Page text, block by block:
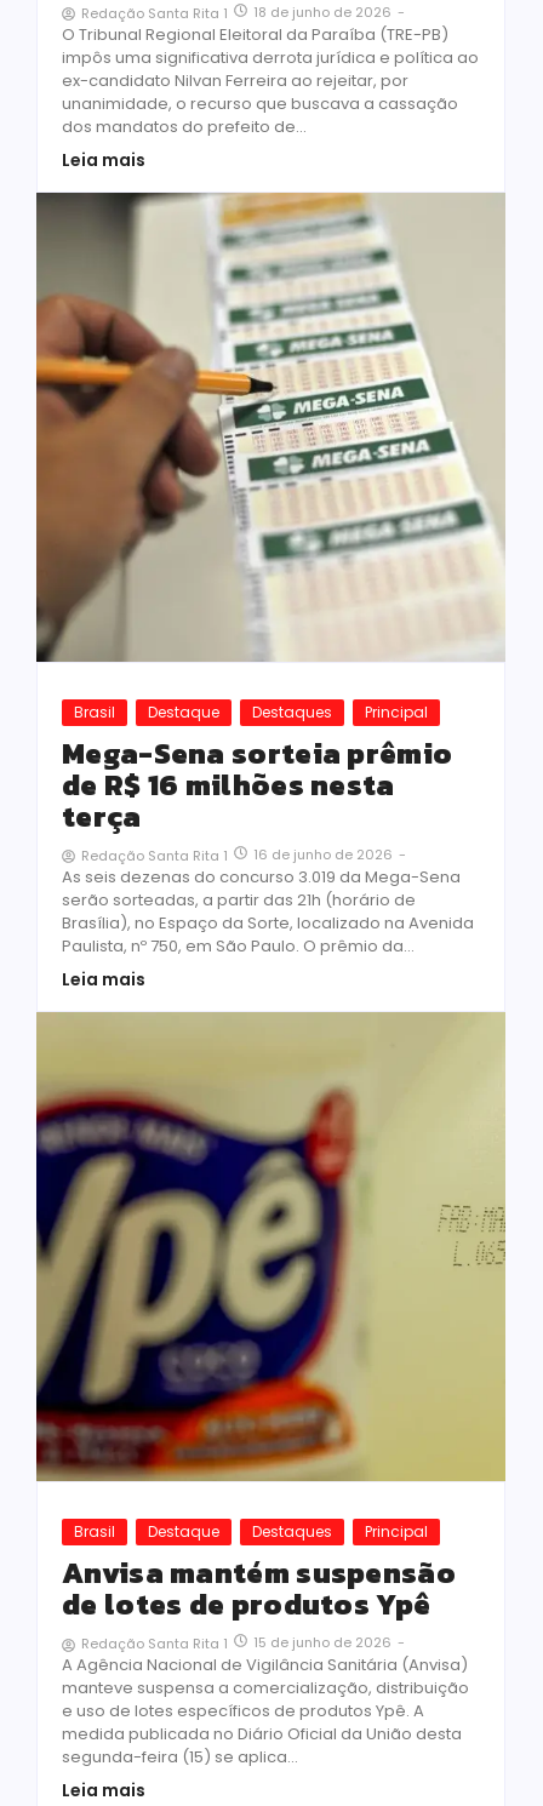
Redação Santa Rita 1 18 de junho de 2026 -
O Tribunal Regional Eleitoral da Paraíba (TRE-PB)
impôs uma significativa derrota jurídica e política ao
ex-candidato Nilvan Ferreira ao rejeitar, por
unanimidade, o recurso que buscava a cassação
dos mandatos do prefeito de...
Leia mais
Brasil Destaque Destaques Principal
Mega-Sena sorteia prêmio
de R$ 16 milhões nesta
terça
Redação Santa Rita 1 16 de junho de 2026 -
As seis dezenas do concurso 3.019 da Mega-Sena
serão sorteadas, a partir das 21h (horário de
Brasília), no Espaço da Sorte, localizado na Avenida
Paulista, nº 750, em São Paulo. O prêmio da...
Leia mais
Brasil Destaque Destaques Principal
Anvisa mantém suspensão
de lotes de produtos Ypê
Redação Santa Rita 1 15 de junho de 2026 -
A Agência Nacional de Vigilância Sanitária (Anvisa)
manteve suspensa a comercialização, distribuição
e uso de lotes específicos de produtos Ypê. A
medida publicada no Diário Oficial da União desta
segunda-feira (15) se aplica...
Leia mais